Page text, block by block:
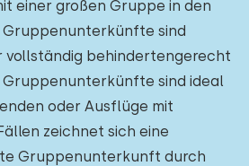
einer großen Gruppe in den
Gruppenunterkünfte sind
vollständig behindertengerecht
sind ideal
oder Ausflüge mit
zeichnet sich eine
Gruppenunterkunft durch